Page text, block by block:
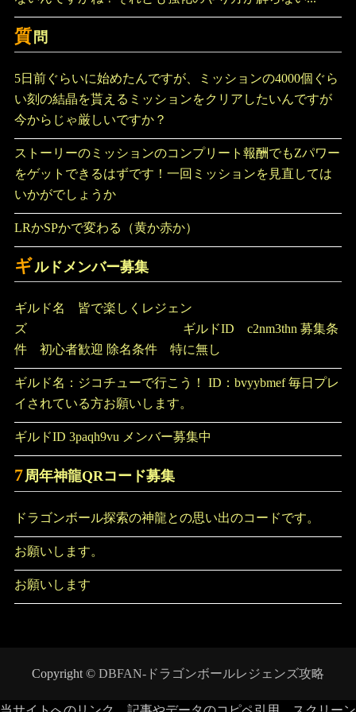
質 問
5日前ぐらいに始めたんですが、ミッションの4000個ぐら
い刻の結晶を貰えるミッションをクリアしたいんですが
今からじゃ厳しいですか？
ストーリーのミッションのコンプリート報酬でもZパワー
をゲットできるはずです！一回ミッションを見直しては
いかがでしょうか
LRかSPかで変わる（黄か赤か）
ギルドメンバー募集
ギルド名 皆で楽しくレジェン
ズ ギルドID c2nm3thn 募集条
件 初心者歓迎 除名条件 特に無し
ギルド名：ジコチューで行こう！ ID：bvyybmef 毎日プレ
イされている方お願いします。
ギルドID 3paqh9vu メンバー募集中
7周年神龍QRコード募集
ドラゴンボール探索の神龍との思い出のコードです。
お願いします。
お願いします
Copyright © DBFAN-ドラゴンボールレジェンズ攻略